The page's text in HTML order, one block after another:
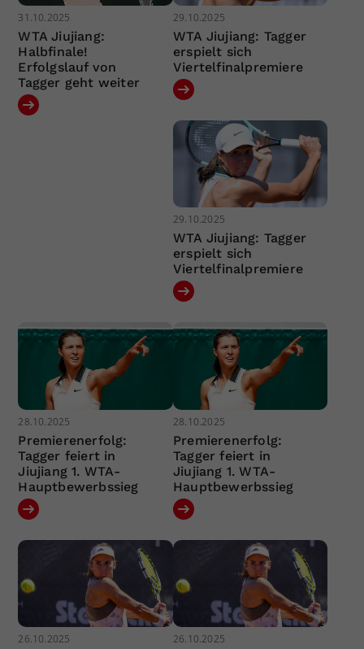
31.10.2025
WTA Jiujiang:
Halbfinale!
Erfolgslauf von
Tagger geht weiter
29.10.2025
WTA Jiujiang: Tagger
erspielt sich
Viertelfinalpremiere
29.10.2025
WTA Jiujiang: Tagger
erspielt sich
Viertelfinalpremiere
28.10.2025
Premierenerfolg:
Tagger feiert in
Jiujiang 1. WTA-
Hauptbewerbssieg
28.10.2025
Premierenerfolg:
Tagger feiert in
Jiujiang 1. WTA-
Hauptbewerbssieg
26.10.2025 26.10.2025